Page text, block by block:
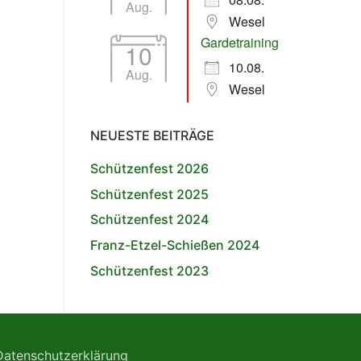
Aug.
Wesel
10
Aug.
Gardetraining
10.08.
Wesel
NEUESTE BEITRÄGE
Schützenfest 2026
Schützenfest 2025
Schützenfest 2024
Franz-Etzel-Schießen 2024
Schützenfest 2023